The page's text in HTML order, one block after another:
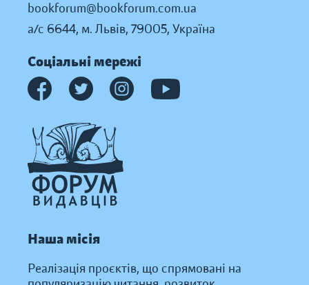
bookforum@bookforum.com.ua
а/с 6644, м. Львів, 79005, Україна
Соціальні мережі
Наша місія
Реалізація проєктів, що спрямовані на